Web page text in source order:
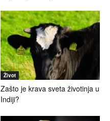
Život
Zašto je krava sveta životinja u
Indiji?